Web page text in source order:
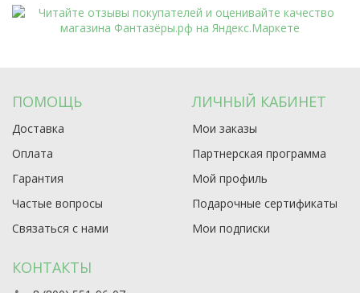
ПОМОЩЬ
Доставка
Оплата
Гарантия
Частые вопросы
Связаться с нами
ЛИЧНЫЙ КАБИНЕТ
Мои заказы
Партнерская программа
Мой профиль
Подарочные сертификаты
Мои подписки
КОНТАКТЫ